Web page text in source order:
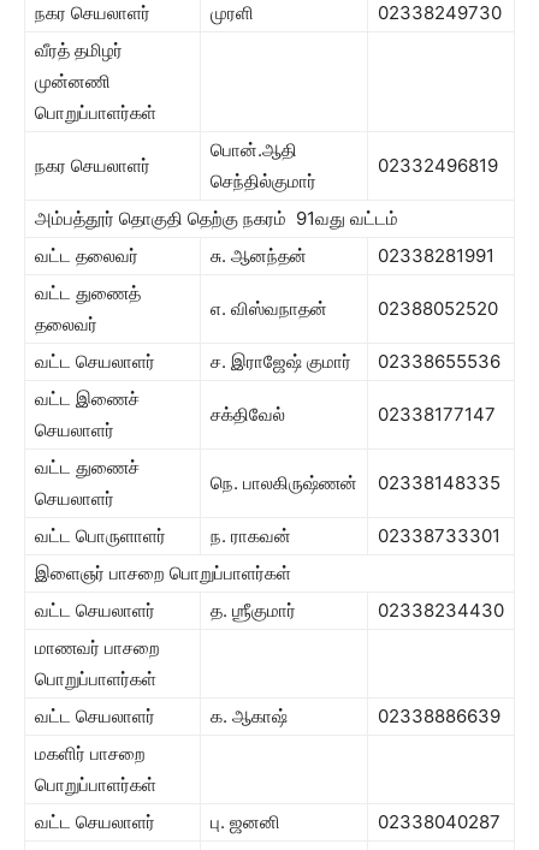
நகர செயலாளர்
முரளி
02338249730
வீரத் தமிழர்
முன்னணி
பொறுப்பாளர்கள்
நகர செயலாளர்
பொன்.ஆதி
செந்தில்குமார்
02332496819
அம்பத்தூர் தொகுதி தெற்கு நகரம் 91வது வட்டம்
வட்ட தலைவர்
சு. ஆனந்தன்
02338281991
வட்ட துணைத்
தலைவர்
எ. விஸ்வநாதன் 02388052520
வட்ட செயலாளர் ச. இராஜேஷ் குமார்
02338655536
வட்ட இணைச்
செயலாளர்
சக்திவேல் 02338177147
வட்ட துணைச்
செயலாளர்
நெ. பாலகிருஷ்ணன் 02338148335
வட்ட பொருளாளர் ந. ராகவன்
02338733301
இளைஞர் பாசறை பொறுப்பாளர்கள்
வட்ட செயலாளர்
த. ஶ்ரீகுமார்
02338234430
மாணவர் பாசறை
பொறுப்பாளர்கள்
வட்ட செயலாளர்
க. ஆகாஷ்
02338886639
மகளிர் பாசறை
பொறுப்பாளர்கள்
வட்ட செயலாளர்
பு. ஜனனி
02338040287